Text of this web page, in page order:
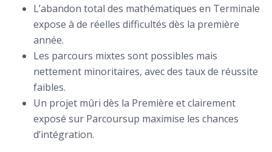
L’abandon total des mathématiques en Terminale
expose à de réelles difficultés dès la première
année.
Les parcours mixtes sont possibles mais
nettement minoritaires, avec des taux de réussite
faibles.
Un projet mûri dès la Première et clairement
exposé sur Parcoursup maximise les chances
d’intégration.